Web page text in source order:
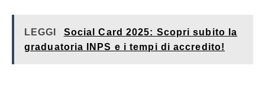
LEGGI
Social Card 2025: Scopri subito la
graduatoria INPS e i tempi di accredito!